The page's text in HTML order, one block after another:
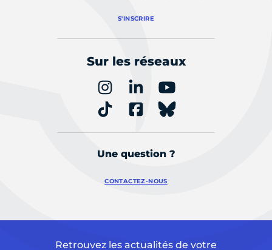
S'INSCRIRE
Sur les réseaux
Une question ?
CONTACTEZ-NOUS
Retrouvez les actualités de votre